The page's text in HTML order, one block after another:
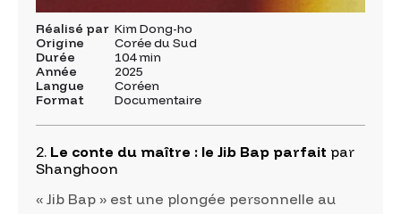
Réalisé par Kim Dong-ho
Origine
Corée du Sud
Durée
104 min
Année
2025
Langue
Coréen
Format
Documentaire
2. Le conte du maître : le Jib Bap parfait par
Shanghoon
« Jib Bap » est une plongée personnelle au